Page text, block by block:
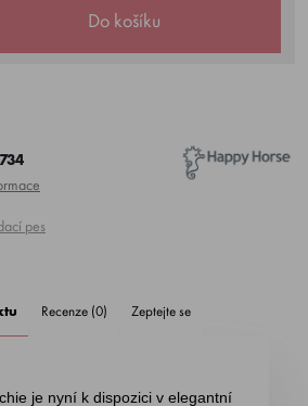
Do košíku
pes
Recenze (0) Zeptejte se
je nyní k dispozici v elegantní